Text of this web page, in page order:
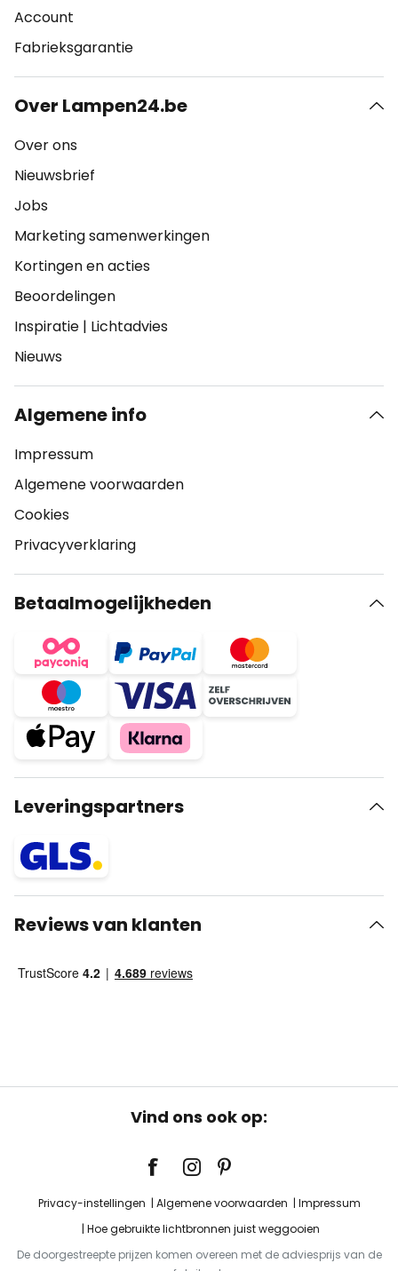
Account
Fabrieksgarantie
Over Lampen24.be
Over ons
Nieuwsbrief
Jobs
Marketing samenwerkingen
Kortingen en acties
Beoordelingen
Inspiratie | Lichtadvies
Nieuws
Algemene info
Impressum
Algemene voorwaarden
Cookies
Privacyverklaring
Betaalmogelijkheden
Leveringspartners
Reviews van klanten
Vind ons ook op:
Privacy-instellingen Algemene voorwaarden
Impressum
Hoe gebruikte lichtbronnen juist weggooien
De doorgestreepte prijzen komen overeen met de adviesprijs van de